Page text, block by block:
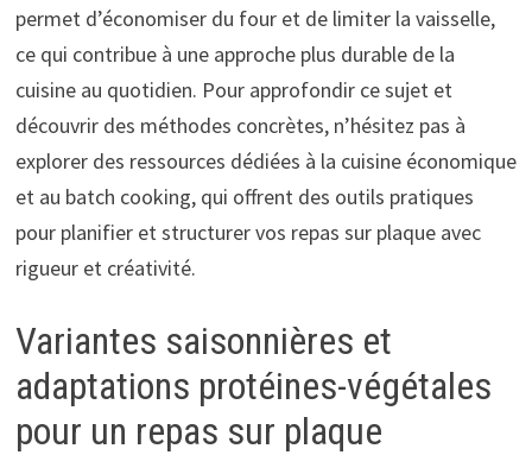
permet d’économiser du four et de limiter la vaisselle,
ce qui contribue à une approche plus durable de la
cuisine au quotidien. Pour approfondir ce sujet et
découvrir des méthodes concrètes, n’hésitez pas à
explorer des ressources dédiées à la cuisine économique
et au batch cooking, qui offrent des outils pratiques
pour planifier et structurer vos repas sur plaque avec
rigueur et créativité.
Variantes saisonnières et
adaptations protéines-végétales
pour un repas sur plaque